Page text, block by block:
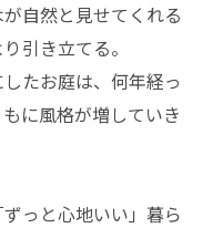
自然と見せてくれる
引き立てる。
たお庭は、何年経っ
に風格が増していき
っと心地いい」暮ら